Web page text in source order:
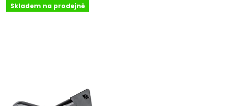
Skladem na prodejně